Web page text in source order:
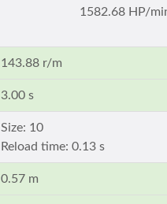
1582.68 HP/
143.88 r/m
3.00 s
Size: 10
Reload time: 0.13 s
0.57 m